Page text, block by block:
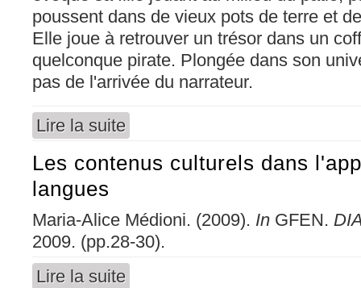
poussent dans de vieux pots de terre et
Elle joue à retrouver un trésor dans un
quelconque pirate. Plongée dans son
pas de l'arrivée du narrateur.
Lire la suite
Les contenus culturels dans
langues
Maria-Alice Médioni. (2009). In GFEN.
2009. (pp.28-30).
Lire la suite